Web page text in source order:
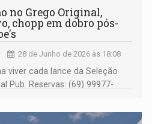
no Grego Original,
chopp em dobro pós-
28 de Junho de 2026 às 18:08
viver cada lance da Seleção
Pub. Reservas: (69) 99977-